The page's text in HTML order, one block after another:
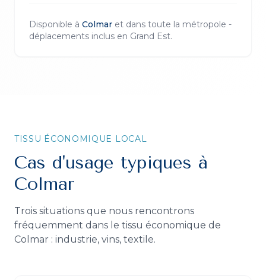
Disponible à Colmar et dans toute la métropole -
déplacements inclus en Grand Est.
TISSU ÉCONOMIQUE LOCAL
Cas d'usage typiques à
Colmar
Trois situations que nous rencontrons
fréquemment dans le tissu économique de
Colmar : industrie, vins, textile.